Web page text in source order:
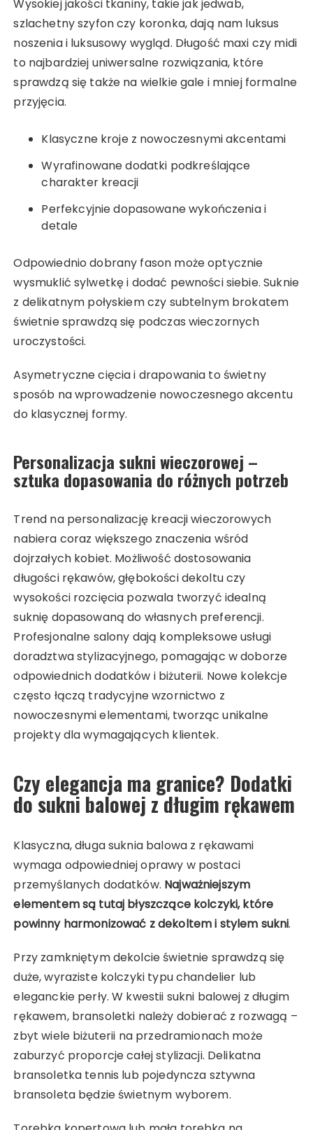
Wysokiej jakości tkaniny, takie jak jedwab,
szlachetny szyfon czy koronka, dają nam luksus
noszenia i luksusowy wygląd. Długość maxi czy midi
to najbardziej uniwersalne rozwiązania, które
sprawdzą się także na wielkie gale i mniej formalne
przyjęcia.
Klasyczne kroje z nowoczesnymi akcentami
Wyrafinowane dodatki podkreślające
charakter kreacji
Perfekcyjnie dopasowane wykończenia i
detale
Odpowiednio dobrany fason może optycznie
wysmuklić sylwetkę i dodać pewności siebie. Suknie
z delikatnym połyskiem czy subtelnym brokatem
świetnie sprawdzą się podczas wieczornych
uroczystości.
Asymetryczne cięcia i drapowania to świetny
sposób na wprowadzenie nowoczesnego akcentu
do klasycznej formy.
Personalizacja sukni wieczorowej –
sztuka dopasowania do różnych potrzeb
Trend na personalizację kreacji wieczorowych
nabiera coraz większego znaczenia wśród
dojrzałych kobiet. Możliwość dostosowania
długości rękawów, głębokości dekoltu czy
wysokości rozcięcia pozwala tworzyć idealną
suknię dopasowaną do własnych preferencji.
Profesjonalne salony dają kompleksowe usługi
doradztwa stylizacyjnego, pomagając w doborze
odpowiednich dodatków i biżuterii. Nowe kolekcje
często łączą tradycyjne wzornictwo z
nowoczesnymi elementami, tworząc unikalne
projekty dla wymagających klientek.
Czy elegancja ma granice? Dodatki
do sukni balowej z długim rękawem
Klasyczna, długa suknia balowa z rękawami
wymaga odpowiedniej oprawy w postaci
przemyślanych dodatków. Najważniejszym
elementem są tutaj błyszczące kolczyki, które
powinny harmonizować z dekoltem i stylem sukni.
Przy zamkniętym dekolcie świetnie sprawdzą się
duże, wyraziste kolczyki typu chandelier lub
eleganckie perły. W kwestii sukni balowej z długim
rękawem, bransoletki należy dobierać z rozwagą –
zbyt wiele biżuterii na przedramionach może
zaburzyć proporcje całej stylizacji. Delikatna
bransoletka tennis lub pojedyncza sztywna
bransoleta będzie świetnym wyborem.